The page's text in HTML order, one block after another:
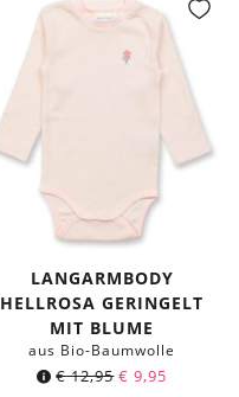
LANGARMBODY
HELLROSA GERINGELT
MIT BLUME
aus Bio-Baumwolle
€12,95 € 9,95